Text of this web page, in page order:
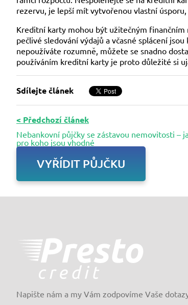
rezervu, je lepší mít vytvořenou vlastní
Kreditní karty mohou být užitečným finančním
pečlivé sledování výdajů a včasné splácení
nepoužíváte rozumně, můžete se snadno
používáním kreditní karty je proto důležité si
Sdílejte článek
< Předchozí článek
Nebankovní půjčky se zástavou nemovitosti –
pro koho jsou vhodné
VYŘÍDIT PŮJČKU
Napište nám a my Vám zodpovíme Vaše